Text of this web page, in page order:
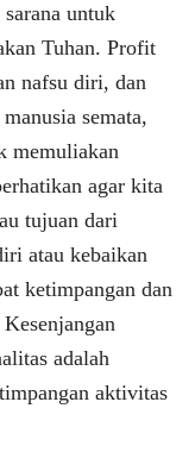
untuk
Tuhan. Profit
nafsu diri, dan
semata,
memuliakan
agar kita
tujuan dari
atau kebaikan
ketimpangan dan
adalah
aktivitas